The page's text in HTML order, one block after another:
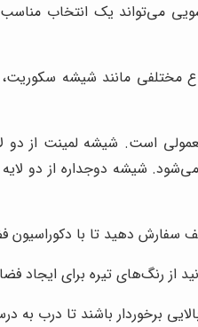
یک انتخاب مناسب
مختلفی مانند شیشه
است. شیشه لمینت
شیشه دوجداره از دو
سفارش دهید تا با
از رنگ‌های تیره برای ایجاد
برخوردار باشند تا درب به